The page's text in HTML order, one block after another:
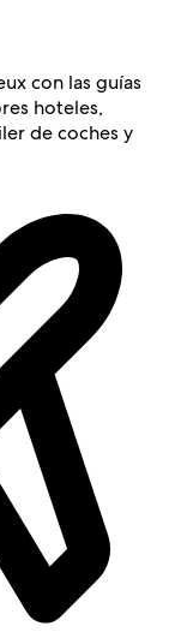
con las guías
hoteles,
de coches y